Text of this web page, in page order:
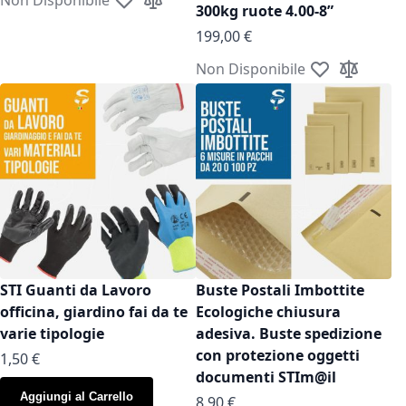
Aggiungi alla lista desideri
Aggiungi al confronto
300kg ruote 4.00-8”
199,00 €
Non Disponibile Aggiungi alla
Aggiungi
STI Guanti da Lavoro
officina, giardino fai da te
varie tipologie
As low as
1,50 €
Aggiungi al Carrello
Buste Postali Imbottite
Ecologiche chiusura
adesiva. Buste spedizione
con protezione oggetti
documenti STIm@il
As low as